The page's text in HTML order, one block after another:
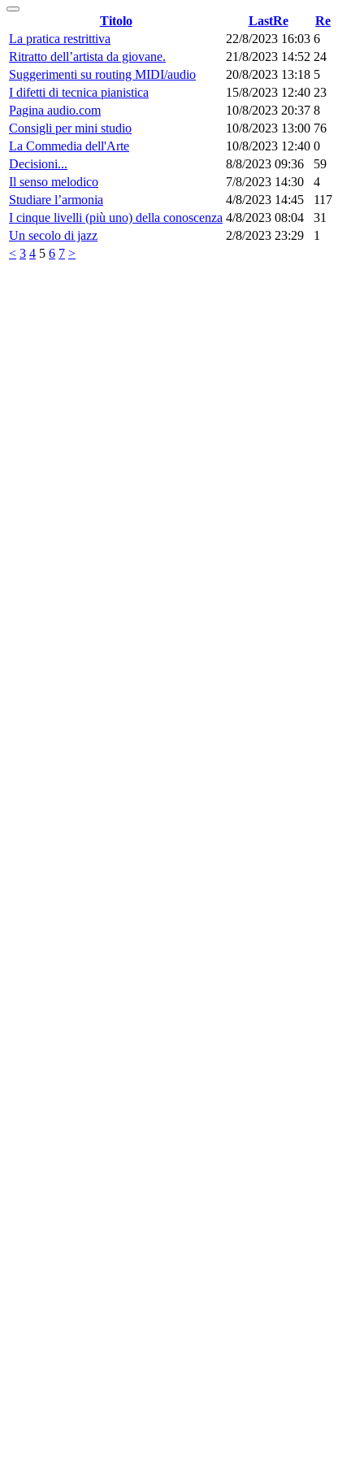
Titolo LastRe Re
< 3 4 5 6 7 >
La pratica restrittiva 22/8/2023 16:03 6
Ritratto dell’artista da giovane.
21/8/2023 14:52 24
Suggerimenti su routing MIDI/audio
20/8/2023 13:18 5
I difetti di tecnica pianistica
15/8/2023 12:40 23
Pagina audio.com
10/8/2023 20:37 8
Consigli per mini studio
10/8/2023 13:00 76
La Commedia dell'Arte
10/8/2023 12:40 0
Decisioni...
8/8/2023 09:36
59
Il senso melodico
7/8/2023 14:30
4
Studiare l’armonia
4/8/2023 14:45
117
I cinque livelli (più uno) della conoscenza 4/8/2023 08:04
31
Un secolo di jazz
2/8/2023 23:29 1